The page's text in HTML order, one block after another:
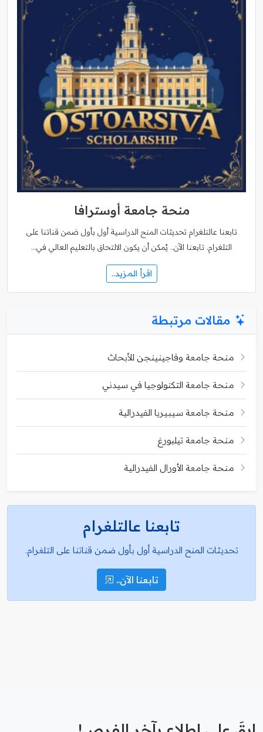
منحة جامعة أوسترافا
تابعنا عالتلغرام تحديثات المنح الدراسية أول بأول ضمن قناتنا على
التلغرام. تابعنا الآن.. يُمكن أن يكون الالتحاق بالتعليم العالي في…
اقرأ المزيد..
مقالات مرتبطة
منحة جامعة وفاجينينجن للأبحاث
منحة جامعة التكنولوجيا في سيدني
منحة جامعة سيبيريا الفيدرالية
منحة جامعة تيلبورغ
منحة جامعة الأورال الفيدرالية
تابعنا عالتلغرام
تحديثات المنح الدراسية أول بأول ضمن قناتنا على التلغرام.
تابعنا الآن..